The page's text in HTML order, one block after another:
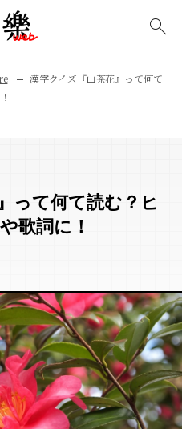
漢字クイズ『山茶花』って何て
って何て読む？ヒ
歌詞に！